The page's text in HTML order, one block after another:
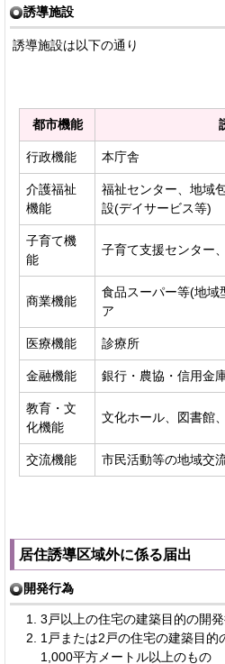
誘導施設
誘導施設は以下の通り
都市機能
行政機能 本庁舎
介護福祉
機能
福祉センター、地域
設(デイサービス等)
子育て機
能
子育て支援センター
商業機能
食品スーパー等(地域
ア
医療機能 診療所
金融機能 銀行・農協・信用金
教育・文
化機能
文化ホール、図書館
交流機能 市民活動等の地域交
居住誘導区域外に係る届出
開発行為
3戸以上の住宅の建築目的の開
1戸または2戸の住宅の建築目的
1,000平方メートル以上のもの